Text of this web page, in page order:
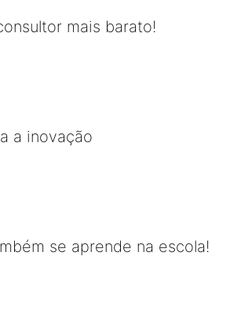
mais barato!
a inovação
se aprende na escola!